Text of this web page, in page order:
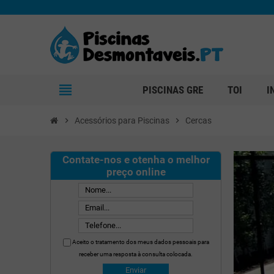
view_headline PISCINAS GRE TOI
chevron_right Acessórios para Piscinas chevron_right Cercas
Contate-nos e otenha o melhor
preço online
Aceito o tratamento dos meus dados pessoais para
receber uma resposta à consulta colocada.